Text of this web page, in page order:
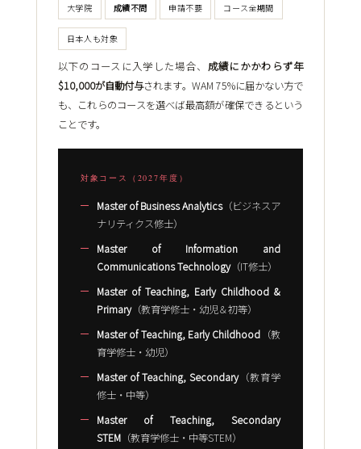
大学院 成績不問 申請不要 コース全期間
日本人も対象
以下のコースに入学した場合、 成績にかかわらず年
$10,000が自動付与されます。WAM 75%に届かない方で
も、これらのコースを選べば最高額が確保できるという
ことです。
対象コース（2027年度）
Master of Business Analytics（ビジネスア
ナリティクス修士）
Master of Information and
Communications Technology（IT修士）
Master of Teaching, Early Childhood &
Primary（教育学修士・幼児＆初等）
Master of Teaching, Early Childhood （教
育学修士・幼児）
Master of Teaching, Secondary（教育学
修士・中等）
Master of Teaching, Secondary
STEM（教育学修士・中等STEM）